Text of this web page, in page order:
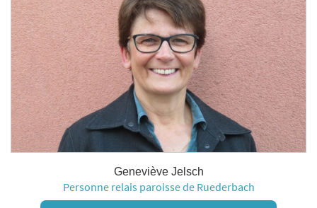
Geneviève Jelsch
Personne relais paroisse de Ruederbach